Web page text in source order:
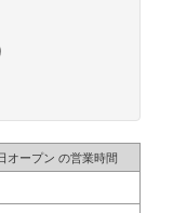
オープン の営業時間